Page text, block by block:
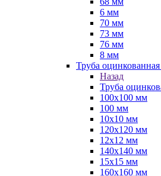
6 мм
70 мм
73 мм
76 мм
8 мм
Труба оцинкованная
Назад
Труба
100х100 мм
100 мм
10х10 мм
120х120 мм
12х12 мм
140х140 мм
15х15 мм
160х160 мм